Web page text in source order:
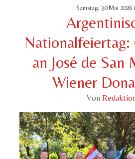
Samstag, 30 Mai 2026
Nationalfeiertag:
an José de San
Wiener
Von